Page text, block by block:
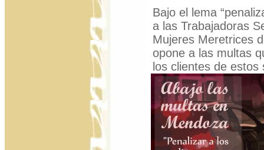
Bajo el lema
a las Trabajadoras
Mujeres Meretrices
opone a las multas
los clientes de